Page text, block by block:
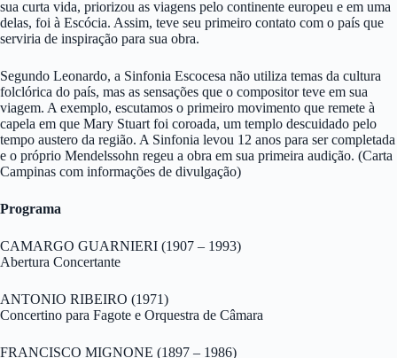
sua curta vida, priorizou as viagens pelo continente europeu e em uma
delas, foi à Escócia. Assim, teve seu primeiro contato com o país que
serviria de inspiração para sua obra.
Segundo Leonardo, a Sinfonia Escocesa não utiliza temas da cultura
folclórica do país, mas as sensações que o compositor teve em sua
viagem. A exemplo, escutamos o primeiro movimento que remete à
capela em que Mary Stuart foi coroada, um templo descuidado pelo
tempo austero da região. A Sinfonia levou 12 anos para ser completada
e o próprio Mendelssohn regeu a obra em sua primeira audição. (Carta
Campinas com informações de divulgação)
Programa
CAMARGO GUARNIERI (1907 – 1993)
Abertura Concertante
ANTONIO RIBEIRO (1971)
Concertino para Fagote e Orquestra de Câmara
FRANCISCO MIGNONE (1897 – 1986)